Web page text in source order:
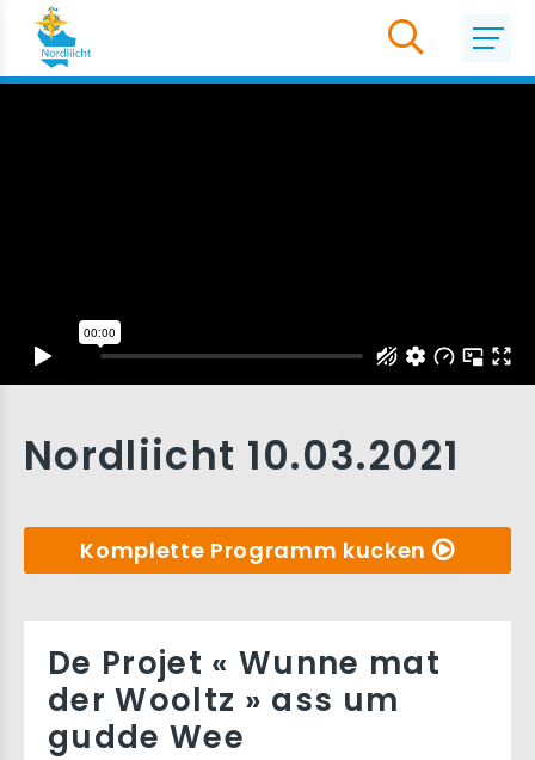
Nordliicht 10.03.2021
Komplette Programm kucken
De Projet « Wunne mat
der Wooltz » ass um
gudde Wee